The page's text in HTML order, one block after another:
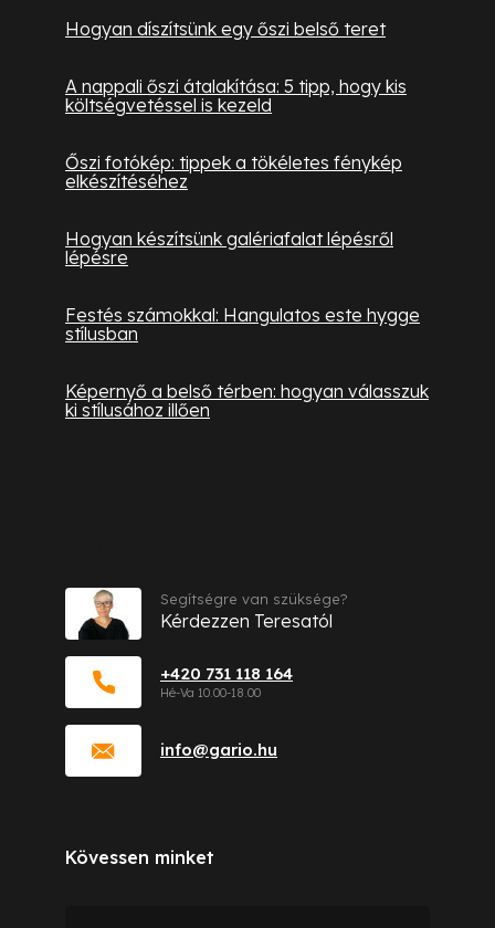
Hogyan díszítsünk egy őszi belső teret
A nappali őszi átalakítása: 5 tipp, hogy kis
költségvetéssel is kezeld
Őszi fotókép: tippek a tökéletes fénykép
elkészítéséhez
Hogyan készítsünk galériafalat lépésről
lépésre
Festés számokkal: Hangulatos este hygge
stílusban
Képernyő a belső térben: hogyan válasszuk
ki stílusához illően
info@gario.hu
+420 731 118 164
Segítségre van szüksége?
Kérdezzen Teresatól
Kövessen minket